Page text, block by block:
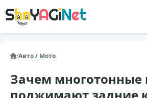
/Авто / Мото
Зачем многотонные